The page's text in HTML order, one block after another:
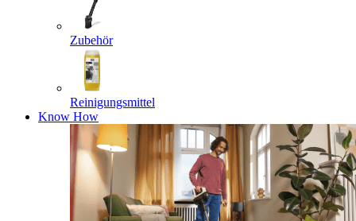
Zubehör
Reinigungsmittel
Know How